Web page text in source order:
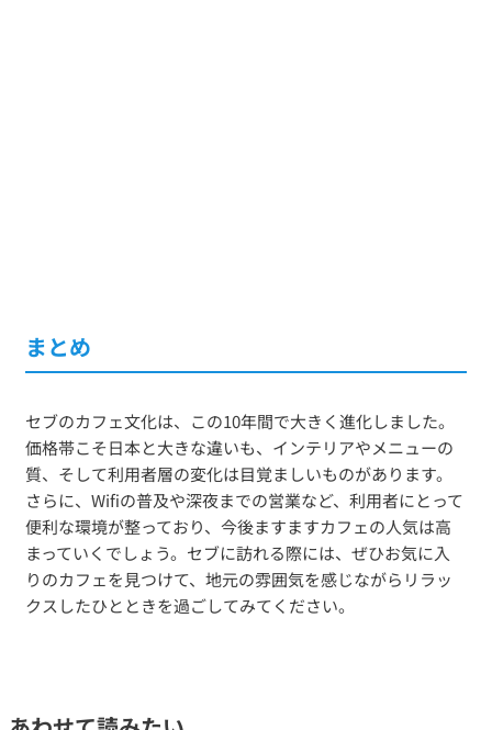
まとめ
セブのカフェ文化は、この10年間で大きく進化しました。
価格帯こそ日本と大きな違いも、インテリアやメニューの
質、そして利用者層の変化は目覚ましいものがあります。
さらに、Wifiの普及や深夜までの営業など、利用者にとって
便利な環境が整っており、今後ますますカフェの人気は高
まっていくでしょう。セブに訪れる際には、ぜひお気に入
りのカフェを見つけて、地元の雰囲気を感じながらリラッ
クスしたひとときを過ごしてみてください。